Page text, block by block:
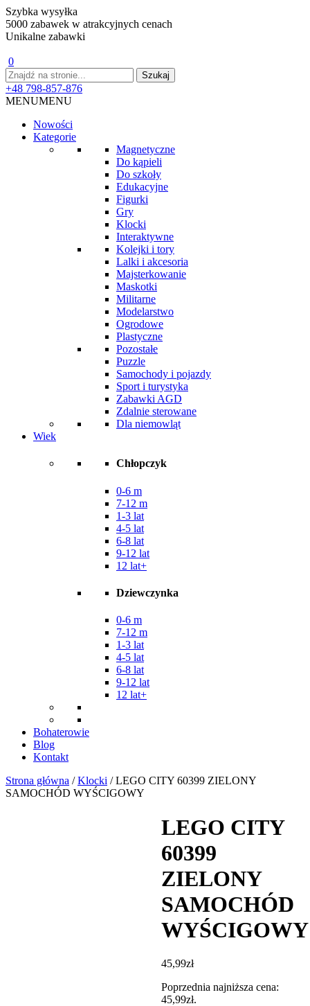
Szybka wysyłka
5000 zabawek w atrakcyjnych cenach
Unikalne zabawki
0
+48 798-857-876
MENUMENU
Nowości
Kategorie
Magnetyczne
Do kąpieli
Do szkoły
Edukacyjne
Figurki
Gry
Klocki
Interaktywne
Kolejki i tory
Lalki i akcesoria
Majsterkowanie
Maskotki
Militarne
Modelarstwo
Ogrodowe
Plastyczne
Pozostałe
Puzzle
Samochody i pojazdy
Sport i turystyka
Zabawki AGD
Zdalnie sterowane
Dla niemowląt
Wiek
Chłopczyk
0-6 m
7-12 m
1-3 lat
4-5 lat
6-8 lat
9-12 lat
12 lat+
Dziewczynka
0-6 m
7-12 m
1-3 lat
4-5 lat
6-8 lat
9-12 lat
12 lat+
Bohaterowie
Blog
Kontakt
Strona główna /Klocki / LEGO CITY 60399 ZIELONY
SAMOCHÓD WYŚCIGOWY
LEGO CITY
60399
ZIELONY
SAMOCHÓD
WYŚCIGOWY
45,99zł
Poprzednia najniższa cena:
45,99zł.